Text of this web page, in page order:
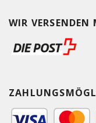
WIR VERSENDEN